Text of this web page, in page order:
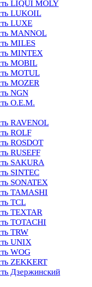
LIQUI MOLY
LUKOIL
LUXE
MANNOL
MILES
MINTEX
MOBIL
MOTUL
MOZER
NGN
O.E.M.
RAVENOL
ROLF
ROSDOT
RUSEFF
SAKURA
SINTEC
SONATEX
TAMASHI
TCL
TEXTAR
TOTACHI
TRW
UNIX
WOG
ZEKKERT
Дзержинский